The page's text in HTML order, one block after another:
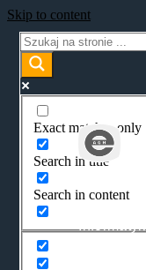
Skip to content
Exact matches only
Search in title
Search in content